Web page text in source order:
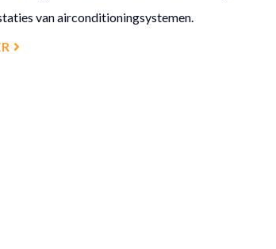
van airconditioningsystemen.